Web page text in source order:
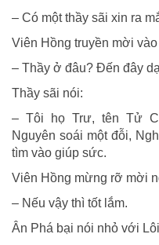
– Có một thầy sãi xin ra
Viên Hồng truyền mời
– Thầy ở đâu? Ðến đây
Thầy sãi nói:
– Tôi họ Trư, tên Tử
Nguyên soái một đỗi,
tìm vào giúp sức.
Viên Hồng mừng rỡ mời
– Nếu vậy thì tốt lắm.
Ân Phá bại nói nhỏ với